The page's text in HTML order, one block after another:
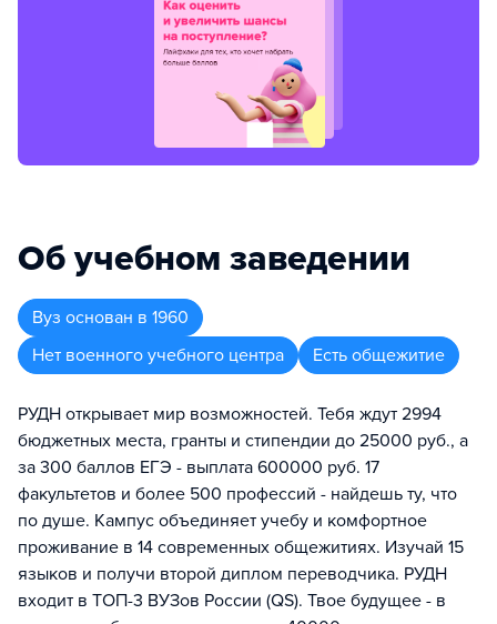
Об учебном заведении
Вуз основан в 1960
Нет военного учебного центра
Есть общежитие
РУДН открывает мир возможностей. Тебя ждут 2994
бюджетных места, гранты и стипендии до 25000 руб., а
за 300 баллов ЕГЭ - выплата 600000 руб. 17
факультетов и более 500 профессий - найдешь ту, что
по душе. Кампус объединяет учебу и комфортное
проживание в 14 современных общежитиях. Изучай 15
языков и получи второй диплом переводчика. РУДН
входит в ТОП-3 ВУЗов России (QS). Твое будущее - в